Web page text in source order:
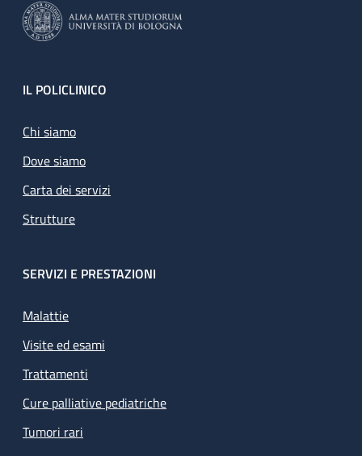
Footer
IL POLICLINICO
Chi siamo
Dove siamo
Carta dei servizi
Strutture
SERVIZI E PRESTAZIONI
Malattie
Visite ed esami
Trattamenti
Cure palliative pediatriche
Tumori rari